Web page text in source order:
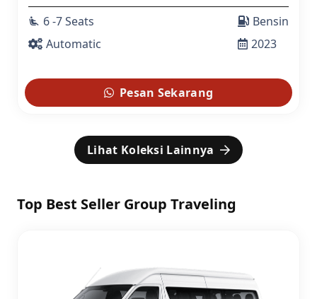
airline_seat_recline_extra 6 -7 Seats
Automatic
Bensin
2023
Pesan Sekarang
Lihat Koleksi Lainnya
Top Best Seller Group Traveling